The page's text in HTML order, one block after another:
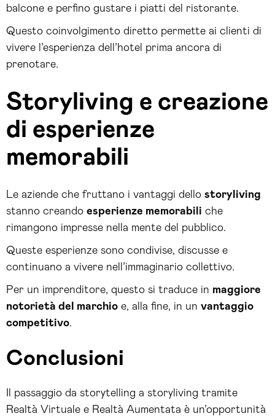
balcone e perfino gustare i piatti del ristorante.
Questo coinvolgimento diretto permette ai clienti di
vivere l’esperienza dell’hotel prima ancora di
prenotare.
Storyliving e creazione
di esperienze
memorabili
Le aziende che fruttano i vantaggi dello storyliving
stanno creando esperienze memorabili che
rimangono impresse nella mente del pubblico.
Queste esperienze sono condivise, discusse e
continuano a vivere nell’immaginario collettivo.
Per un imprenditore, questo si traduce in maggiore
notorietà del marchio e, alla fine, in un vantaggio
competitivo.
Conclusioni
Il passaggio da storytelling a storyliving tramite
Realtà Virtuale e Realtà Aumentata è un’opportunità